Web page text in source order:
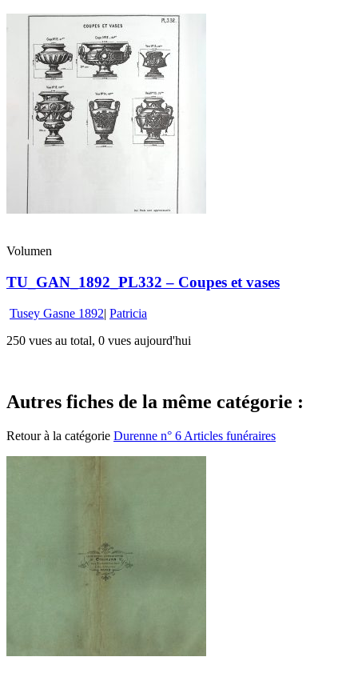
Volumen
TU_GAN_1892_PL332 – Coupes et vases
Tusey Gasne 1892| Patricia
250 vues au total, 0 vues aujourd'hui
Autres fiches de la même catégorie :
Retour à la catégorie Durenne n° 6 Articles funéraires